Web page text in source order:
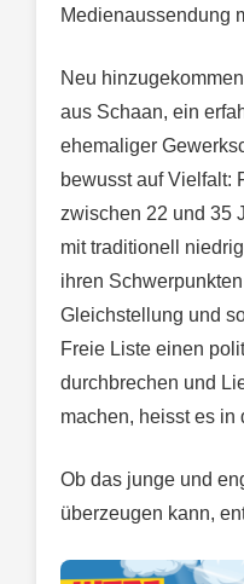
Medienaussendung
Neu
aus Schaan, ein
ehemaliger
bewusst auf Vielfalt:
zwischen 22 und 35
mit traditionell
ihren
Gleichstellung und
Freie Liste einen
durchbrechen und
machen, heisst es in
Ob das junge und
überzeugen kann,